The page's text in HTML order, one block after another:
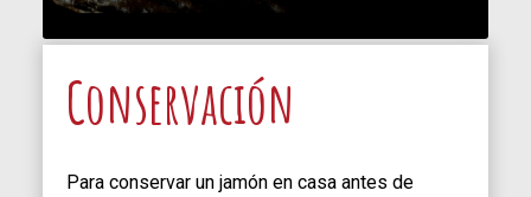
Conservación
Para conservar un jamón en casa antes de